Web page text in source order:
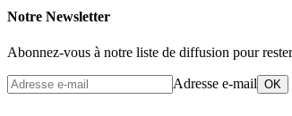
Notre Newsletter
Abonnez-vous à notre liste de diffusion pour
Adresse e-mail